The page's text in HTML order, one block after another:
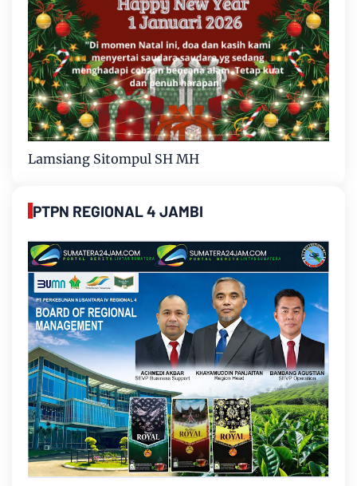
Lamsiang Sitompul SH MH
PTPN REGIONAL 4 JAMBI